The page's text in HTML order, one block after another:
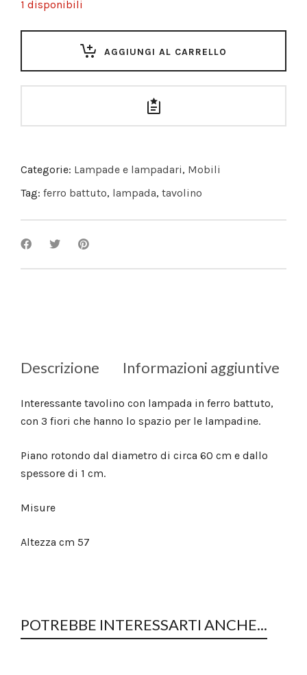
1 disponibili
AGGIUNGI AL CARRELLO
Categorie: Lampade e lampadari, Mobili
Tag: ferro battuto, lampada, tavolino
Descrizione Informazioni aggiuntive
Interessante tavolino con lampada in ferro battuto,
con 3 fiori che hanno lo spazio per le lampadine.
Piano rotondo dal diametro di circa 60 cm e dallo
spessore di 1 cm.
Misure
Altezza cm 57
POTREBBE INTERESSARTI ANCHE...